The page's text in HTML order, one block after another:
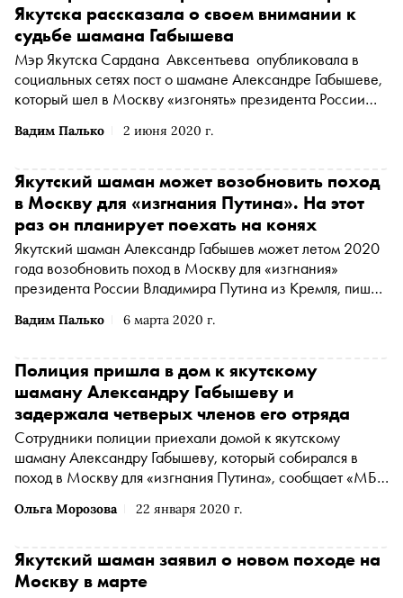
Вадим Палько 2 июня 2020 г.
Якутска рассказала о своем внимании к
судьбе шамана Габышева
Мэр Якутска Сардана Авксентьева опубликовала в
социальных сетях пост о шамане Александре Габышеве,
который шел в Москву «изгонять» президента России
о его принудительной психиатрической госпитализации
Вадим Палько 6 марта 2020 г.
Якутский шаман может возобновить поход
в Москву для «изгнания Путина». На этот
раз он планирует поехать на конях
Якутский шаман Александр Габышев может летом 2020
года возобновить поход в Москву для «изгнания»
президента России Владимира Путина из Кремля, пишет
Ольга Морозова 22 января 2020 г.
Полиция пришла в дом к якутскому
шаману Александру Габышеву и
задержала четверых членов его отряда
Сотрудники полиции приехали домой к якутскому
шаману Александру Габышеву, который собирался в
поход в Москву для «изгнания Путина», сообщает «МБХ
Открытки»Алексея Прянишникова
*)
Якутский шаман заявил о новом походе на
Москву в марте